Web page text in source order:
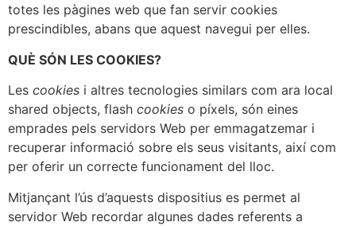
totes les pàgines web que fan servir cookies
prescindibles, abans que aquest navegui per elles.
QUÈ SÓN LES COOKIES?
Les cookies i altres tecnologies similars com ara local
shared objects, flash cookies o píxels, són eines
emprades pels servidors Web per emmagatzemar i
recuperar informació sobre els seus visitants, així com
per oferir un correcte funcionament del lloc.
Mitjançant l’ús d’aquests dispositius es permet al
servidor Web recordar algunes dades referents a